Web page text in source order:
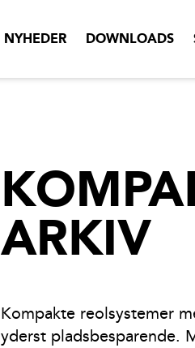
NYHEDER DOWNLOADS
ARKIV
Kompakte reolsystemer
yderst pladsbesparende.